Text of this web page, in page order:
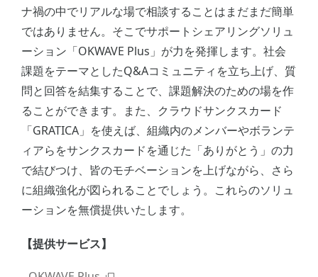
ナ禍の中でリアルな場で相談することはまだまだ簡単
ではありません。そこでサポートシェアリングソリュ
ーション「OKWAVE Plus」が力を発揮します。社会
課題をテーマとしたQ&Aコミュニティを立ち上げ、質
問と回答を結集することで、課題解決のための場を作
ることができます。また、クラウドサンクスカード
「GRATICA」を使えば、組織内のメンバーやボランテ
ィアらをサンクスカードを通じた「ありがとう」の力
で結びつけ、皆のモチベーションを上げながら、さら
に組織強化が図られることでしょう。これらのソリュ
ーションを無償提供いたします。
【提供サービス】